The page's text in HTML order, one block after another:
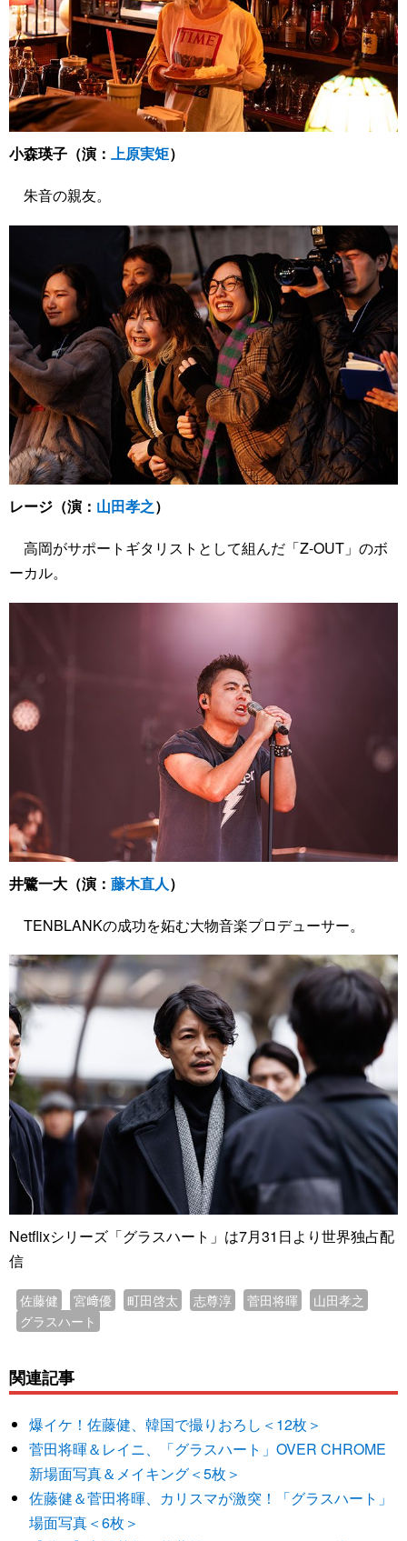
小森瑛子（演： 上原実矩）
朱音の親友。
レージ（演： 山田孝之）
高岡がサポートギタリストとして組んだ「Z-OUT」のボ
ーカル。
井鷺一大（演： 藤木直人）
TENBLANKの成功を妬む大物音楽プロデューサー。
Netflixシリーズ「グラスハート」は7月31日より世界独占配
信
佐藤健 宮﨑優 町田啓太 志尊淳 菅田将暉
山田孝之
グラスハート
関連記事
爆イケ！佐藤健、韓国で撮りおろし＜12枚＞
菅田将暉＆レイニ、「グラスハート」OVER CHROME
新場面写真＆メイキング＜5枚＞
佐藤健＆菅田将暉、カリスマが激突！「グラスハート」
場面写真＜6枚＞